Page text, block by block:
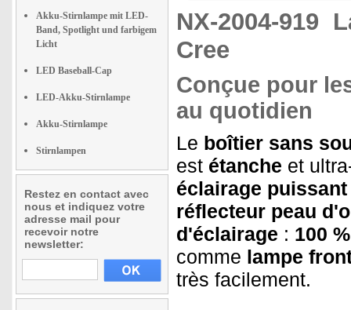
Akku-Stirnlampe mit LED-
Band, Spotlight und farbigem
Licht
LED Baseball-Cap
LED-Akku-Stirnlampe
Akku-Stirnlampe
Stirnlampen
Restez en contact avec
nous et indiquez votre
adresse mail pour
recevoir notre
newsletter:
NX-2004-919
Cree
Conçue pour
au quotidien
Le boîtier sans
est étanche et
éclairage puissant
réflecteur peau
d'éclairage : 100 %
comme lampe
très facilement.